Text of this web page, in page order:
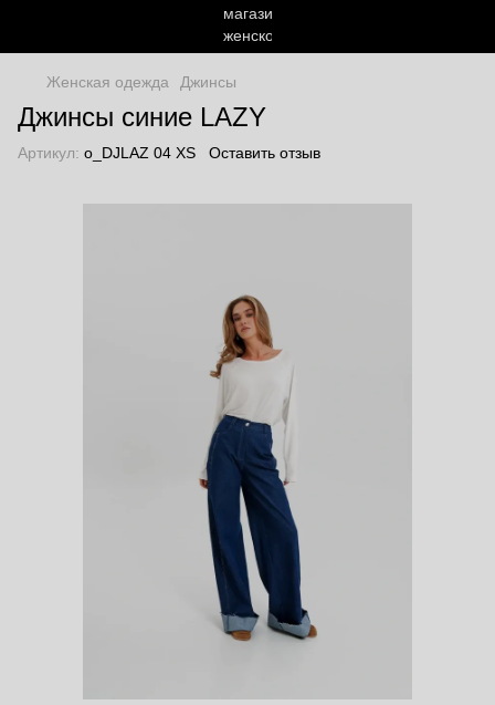
Женская одежда Джинсы
Джинсы синие LAZY
Артикул: o_DJLAZ 04 XS Оставить отзыв